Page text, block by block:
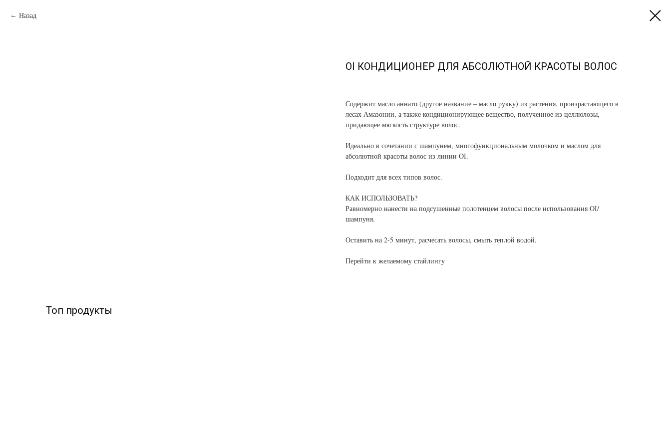
Назад
OI КОНДИЦИОНЕР ДЛЯ АБСОЛЮТНОЙ КРАСОТЫ ВОЛОС
Содержит масло аннато (другое название – масло рукку) из растения, произрастающего в
лесах Амазонии, а также кондиционирующее вещество, полученное из целлюлозы,
придающее мягкость структуре волос.
Идеально в сочетании с шампунем, многофункциональным молочком и маслом для
абсолютной красоты волос из линии OI.
Подходит для всех типов волос.
КАК ИСПОЛЬЗОВАТЬ?
Равномерно нанести на подсушенные полотенцем волосы после использования OI/
шампуня.
Оставить на 2-5 минут, расчесать волосы, смыть теплой водой.
Перейти к желаемому стайлингу
Топ продукты